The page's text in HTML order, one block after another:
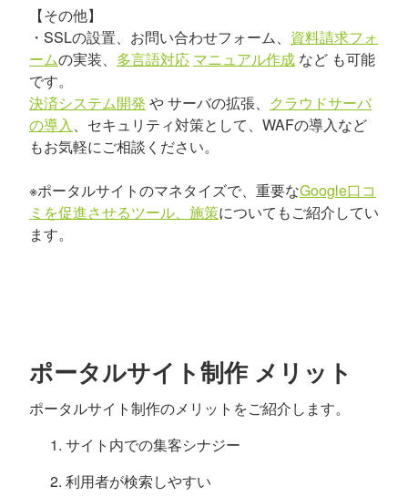
【その他】
・SSLの設置、お問い合わせフォーム、 資料請求フォ
ームの実装、 多言語対応 マニュアル作成 など も可能
です。
決済システム開発 や サーバの拡張、 クラウドサーバ
の導入、セキュリティ対策として、WAFの導入など
もお気軽にご相談ください。
※ポータルサイトのマネタイズで、重要なGoogle口コ
ミを促進させるツール、施策についてもご紹介してい
ます。
ポータルサイト制作 メリット
ポータルサイト制作のメリットをご紹介します。
サイト内での集客シナジー
利用者が検索しやすい